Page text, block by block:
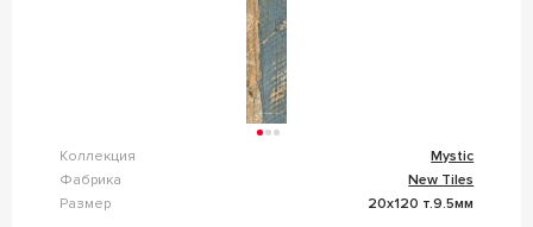
Коллекция
Mystic
Фабрика
New Tiles
Размер
20x120 т.9.5мм